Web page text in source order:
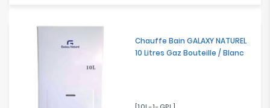
Chauffe Bain GALAXY NATUREL
10 Litres Gaz Bouteille / Blanc